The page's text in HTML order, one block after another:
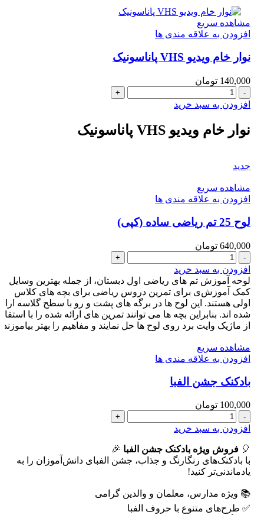
ها)سایز
50
در
(سیمی
عدد
مشاهده سریع
افزودن به علاقه مندی ها
نوار خام ویدیو VHS پاناسونیک
140,000 تومان
نوار
خام
VHS
پاناسونیک
افزودن به سبد خرید
نوار خام ویدیو VHS پاناسونیک
جدید
مشاهده سریع
افزودن به علاقه مندی ها
لوح 25 تم ریاضی ساده (کپی)
640,000 تومان
لوح
25
تم
ریاضی
ساده
(کپی)
عدد
افزودن به سبد خرید
لوحه آموزش تم های ریاضی اول دبستان، از جمله بهترین وسایل
کمک آموزش‌ی برای تمرین دروس ریاضی برای بچه های کلاس
اولی هستند. این لوح ها در برگه های پشت و رو با سطح گلاسه
شده اند. بنابراین بچه ها می توانند تمرین های ارائه شده را با
از ماژیک وایت برد روی لوح ها حل نمایند و مفاهیم را بهتر
مشاهده سریع
افزودن به علاقه مندی ها
بادکنک جشن الفبا
100,000 تومان
بادکنک
جشن
عدد
افزودن به سبد خرید
🎈 فروش ویژه بادکنک جشن الفبا 🎉
با بادکنک‌های رنگارنگ و جذاب، جشن الفبای دانش‌آموزان را به
یادماندنی‌تر کنید!
📚 ویژه مدارس، معلمان و والدین گرامی
✅ طرح‌های متنوع با حروف الفبا